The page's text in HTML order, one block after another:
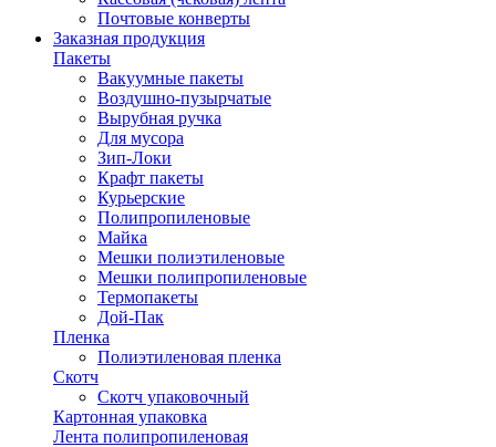
Почтовые конверты
Заказная продукция
Пакеты
Вакуумные пакеты
Воздушно-пузырчатые
Вырубная ручка
Для мусора
Зип-Локи
Крафт пакеты
Курьерские
Полипропиленовые
Майка
Мешки полиэтиленовые
Мешки полипропиленовые
Термопакеты
Дой-Пак
Пленка
Полиэтиленовая пленка
Скотч
Скотч упаковочный
Картонная упаковка
Лента полипропиленовая